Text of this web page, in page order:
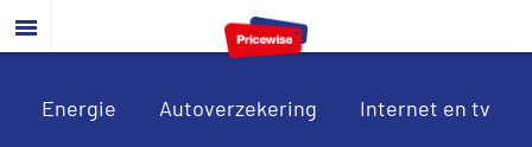
Door
naar
hoofd
Spring
naar
eerste
Spring
naar
voettekst
Energie Autoverzekering Internet en tv